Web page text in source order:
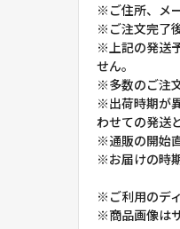
※ご住所、メ
※ご注文完了
※上記の発送
せん。
※多数のご注
※出荷時期が
わせての発送
※通販の開始
※お届けの時
※ご利用のデ
※商品画像は